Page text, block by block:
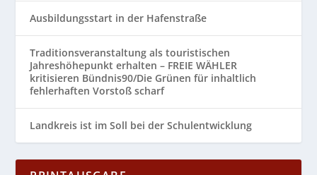
Ausbildungsstart in der Hafenstraße
Traditionsveranstaltung als touristischen
Jahreshöhepunkt erhalten – FREIE WÄHLER
kritisieren Bündnis90/Die Grünen für inhaltlich
fehlerhaften Vorstoß scharf
Landkreis ist im Soll bei der Schulentwicklung